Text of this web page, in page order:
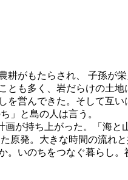
耕がもたらされ、 子孫が
とも多く、岩だらけの土
を営んできた。そして互
」と島の人は言う。
画が持ち上がった。「海
原発。大きな時間の流れ
いのちをつなぐ暮らし。